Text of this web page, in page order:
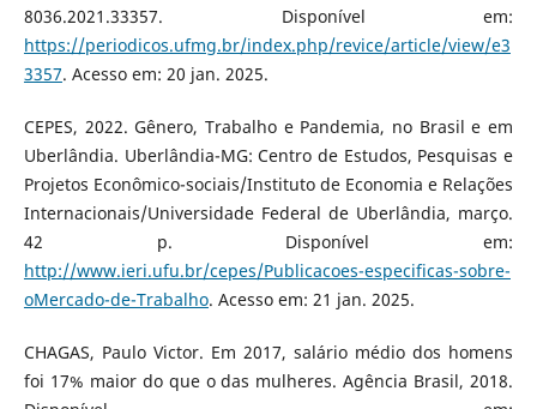
8036.2021.33357. Disponível em:
https://periodicos.ufmg.br/index.php/revice/article/view/e3
3357. Acesso em: 20 jan. 2025.
CEPES, 2022. Gênero, Trabalho e Pandemia, no Brasil e em
Uberlândia. Uberlândia-MG: Centro de Estudos, Pesquisas e
Projetos Econômico-sociais/Instituto de Economia e Relações
Internacionais/Universidade Federal de Uberlândia, março.
42 p. Disponível em:
http://www.ieri.ufu.br/cepes/Publicacoes-especificas-sobre-
oMercado-de-Trabalho. Acesso em: 21 jan. 2025.
CHAGAS, Paulo Victor. Em 2017, salário médio dos homens
foi 17% maior do que o das mulheres. Agência Brasil, 2018.